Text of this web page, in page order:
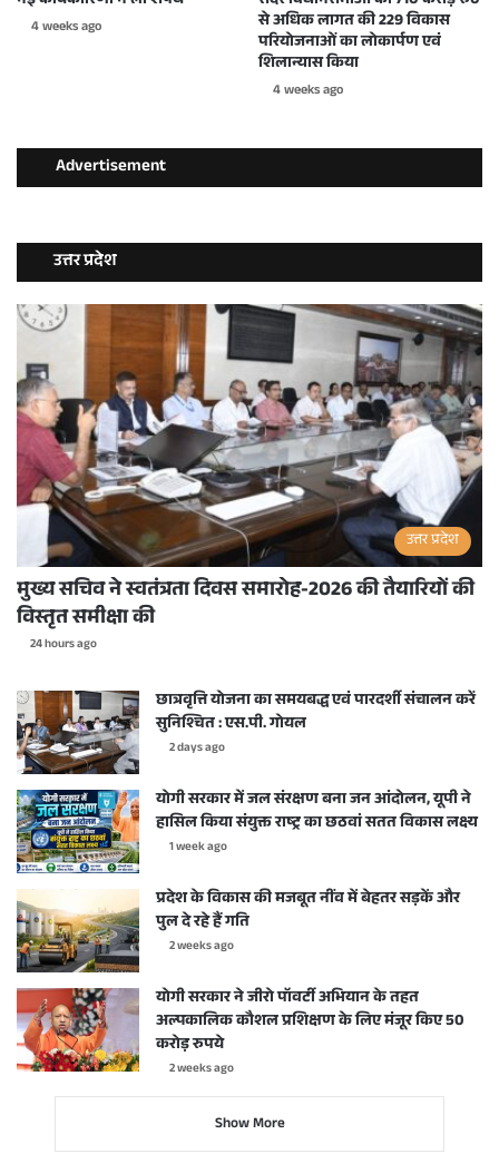
4 weeks ago से अधिक लागत की 229 विकास
परियोजनाओं का लोकार्पण एवं
शिलान्यास किया
4 weeks ago
Advertisement
उत्तर प्रदेश
उत्तर प्रदेश
मुख्य सचिव ने स्वतंत्रता दिवस समारोह-2026 की तैयारियों की
विस्तृत समीक्षा की
24 hours ago
छात्रवृत्ति योजना का समयबद्ध एवं पारदर्शी संचालन करें
सुनिश्चित : एस.पी. गोयल
2 days ago
योगी सरकार में जल संरक्षण बना जन आंदोलन, यूपी ने
हासिल किया संयुक्त राष्ट्र का छठवां सतत विकास लक्ष्य
1 week ago
प्रदेश के विकास की मजबूत नींव में बेहतर सड़कें और
पुल दे रहे हैं गति
2 weeks ago
योगी सरकार ने जीरो पॉवर्टी अभियान के तहत
अल्पकालिक कौशल प्रशिक्षण के लिए मंजूर किए 50
करोड़ रुपये
2 weeks ago
Show More